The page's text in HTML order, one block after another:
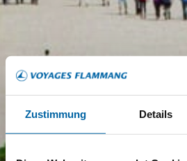
Zustimmung Details